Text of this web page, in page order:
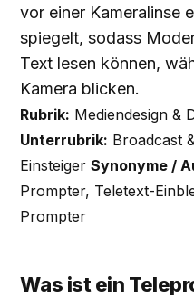
vor einer Kameralinse
spiegelt, sodass
Text lesen können,
Kamera blicken.
Rubrik: Mediendesign &
Unterrubrik: Broadcast
EinsteigerSynonyme /
Prompter, Teletext-
Prompter
Was ist ein